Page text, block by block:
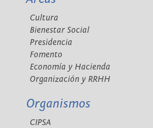
Cultura
Bienestar Social
Presidencia
Fomento
Economía y Hacienda
Organización y RRHH
Organismos
CIPSA